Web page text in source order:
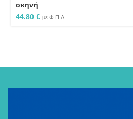
σκηνή
44.80 € με Φ.Π.Α.